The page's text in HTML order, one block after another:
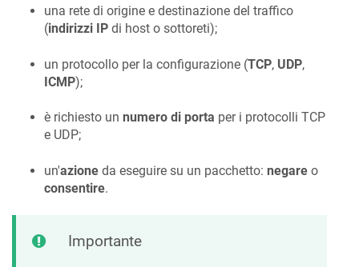
una rete di origine e destinazione del traffico
(indirizzi IP di host o sottoreti);
un protocollo per la configurazione (TCP, UDP,
ICMP);
è richiesto un numero di porta per i protocolli TCP
e UDP;
un'azione da eseguire su un pacchetto: negare o
consentire.
Importante